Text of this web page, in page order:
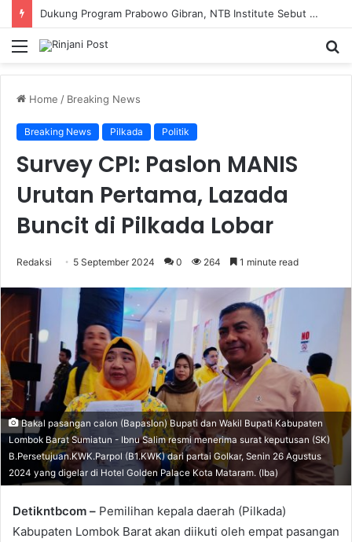
Dukung Program Prabowo Gibran, NTB Institute Sebut MBG dan Kopdes Solusi Percepatan Pembangunan Daerah 3T
Menu
Home / Breaking News
Breaking News Pilkada Politik
Survey CPI: Paslon MANIS
Urutan Pertama, Lazada
Buncit di Pilkada Lobar
Redaksi 5 September 2024 0 264 1 minute read
Bakal pasangan calon (Bapaslon) Bupati dan Wakil Bupati Kabupaten
Lombok Barat Sumiatun - Ibnu Salim resmi menerima surat keputusan (SK)
B.Persetujuan.KWK.Parpol (B1.KWK) dari partai Golkar, Senin 26 Agustus
2024 yang digelar di Hotel Golden Palace Kota Mataram. (Iba)
Detikntbcom – Pemilihan kepala daerah (Pilkada)
Kabupaten Lombok Barat akan diikuti oleh empat pasangan